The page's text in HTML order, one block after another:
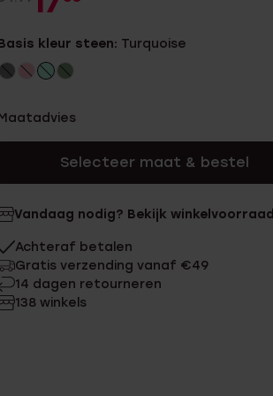
kleur steen: Turquoise
Selecteer maat & bestel
Vandaag nodig? Bekijk winkelvoorraad
Achteraf betalen
Gratis verzending vanaf €49
14 dagen retourneren
138 winkels